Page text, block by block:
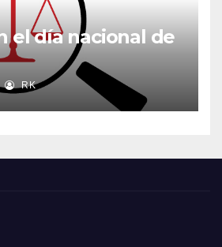
el día nacional de
RK